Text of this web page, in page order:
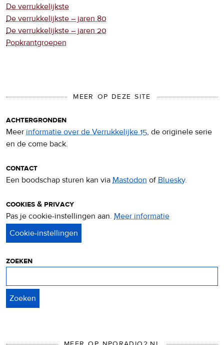
De verrukkelijkste
De verrukkelijkste – jaren 80
De verrukkelijkste – jaren 20
Popkrantgroepen
MEER OP DEZE SITE
achtergronden
Meer informatie over de Verrukkelijke 15, de originele serie
en de come back.
contact
Een boodschap sturen kan via Mastodon ofBluesky.
cookies & privacy
Pas je cookie-instellingen aan. Meer informatie
zoeken